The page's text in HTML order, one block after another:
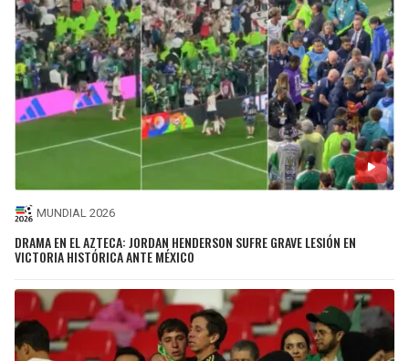
MUNDIAL 2026
DRAMA EN EL AZTECA: JORDAN HENDERSON SUFRE GRAVE LESIÓN EN
VICTORIA HISTÓRICA ANTE MÉXICO